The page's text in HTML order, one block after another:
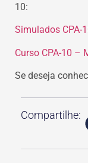
10:
Simulados CPA-
Curso CPA-10 –
Se deseja
Compartilhe: